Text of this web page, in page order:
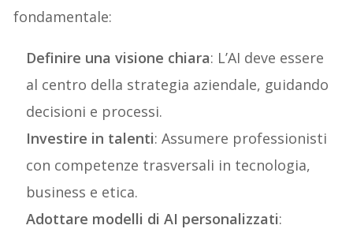
fondamentale:
Definire una visione chiara: L’AI deve essere
al centro della strategia aziendale, guidando
decisioni e processi.
Investire in talenti: Assumere professionisti
con competenze trasversali in tecnologia,
business e etica.
Adottare modelli di AI personalizzati: